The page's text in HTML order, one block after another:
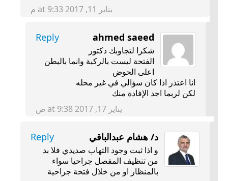
يناير 11, 2017 at 9:33 م
ahmed saeed
Reply
شكرا لتجاوبك دكتور
الفتحة ليست بالركبة وانما بالبطن
اعلى الحوض
انا اعتذر اذا كان سؤالي في غير محله
لكن لربما اجد الإفادة منك
يناير 17, 2017 at 9:38 ص
د/ هشام عبدالباقي Reply
و اذا ثبت وجود التهاب صديدي فلا بد
من تنظيف المفصل جراحيا سواء
بالمنظار او من خلال فتحة جراحية